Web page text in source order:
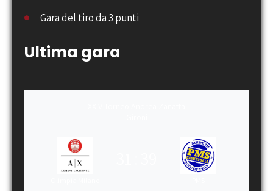
Gara del tiro da 3 punti
Ultima gara